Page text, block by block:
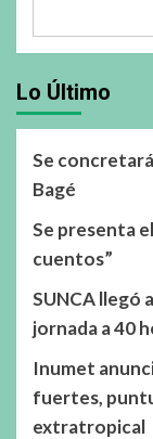
Lo Último
Se
Bagé
Se presenta
cuentos”
SUNCA llegó
jornada a 40
Inumet
fuertes,
extratropical